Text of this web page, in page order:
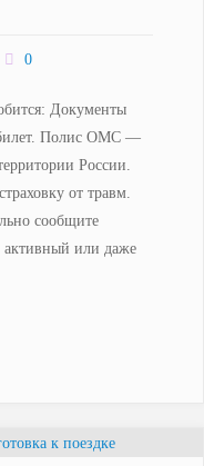
0
Документы
Полис ОМС —
России.
от травм.
сообщите
активный или даже